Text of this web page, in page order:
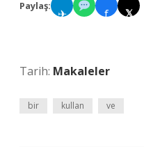
Paylaş:
✈ f 𝕏
Tarih: Makaleler
bir kullan ve